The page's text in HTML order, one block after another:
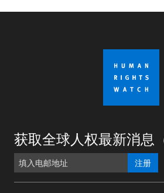
获取全球人权最新消息
注册